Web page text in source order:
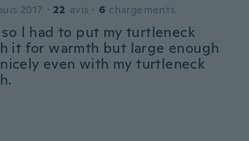
2017 · 22 avis · 6 chargements
so I had to put my turtleneck
it for warmth but large enough
even with my turtleneck